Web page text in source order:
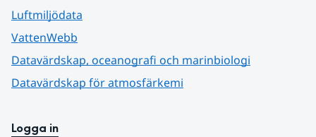
Luftmiljödata
VattenWebb
Datavärdskap, oceanografi och marinbiologi
Datavärdskap för atmosfärkemi
Logga in